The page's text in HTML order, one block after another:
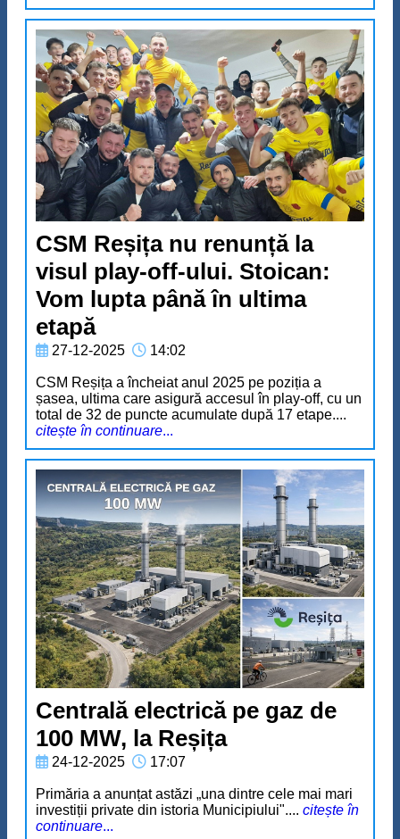
CSM Reșița nu renunță la
visul play-off-ului. Stoican:
Vom lupta până în ultima
etapă
27-12-2025 14:02
CSM Reșița a încheiat anul 2025 pe poziția a
șasea, ultima care asigură accesul în play-off, cu un
total de 32 de puncte acumulate după 17 etape....
citește în continuare...
Centrală electrică pe gaz de
100 MW, la Reșița
24-12-2025 17:07
Primăria a anunțat astăzi „una dintre cele mai mari
investiții private din istoria Municipiului".... citește în
continuare...